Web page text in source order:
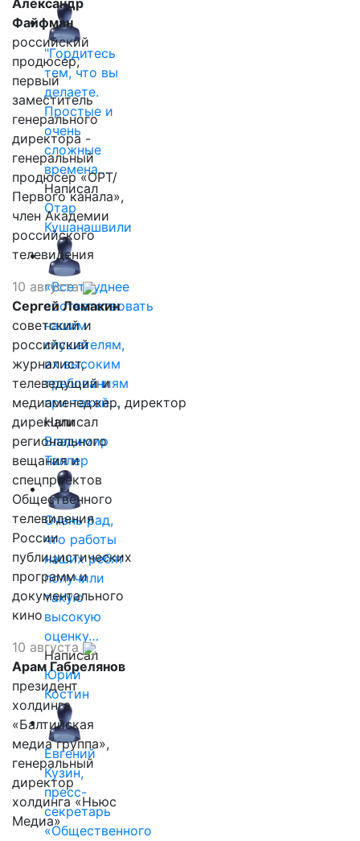
"Гордитесь
тем, что вы
делаете.
Простые и
очень
сложные
времена…
Написал
Отар
Кушанашвили
«Все труднее
соответствовать
нашим
слушателям,
их высоким
требованиям
при такой…
Написал
Владимир
Таллер
Очень рад,
что работы
наших ребят
получили
такую
высокую
оценку…
Написал
Юрий
Костин
Евгений
Кузин,
пресс-
секретарь
«Общественного
Александр
Файфман
российский
продюсер,
первый
заместитель
генерального
директора -
генеральный
продюсер «ОРТ/
Первого канала»,
член Академии
российского
телевидения
10 августа
Сергей Ломакин
советский и
российский
журналист,
телеведущий и
медиаменеджер, директор
дирекции
регионального
вещания и
спецпроектов
Общественного
телевидения
России
публицистических
программ и
документального
кино
10 августа
Арам Габрелянов
президент
холдинга
«Балтийская
медиа группа»,
генеральный
директор
холдинга «Ньюс
Медиа»